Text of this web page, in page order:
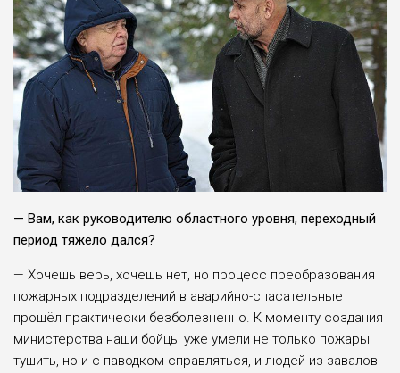
— Вам, как руководителю областного уровня, переходный
период тяжело дался?
— Хочешь верь, хочешь нет, но процесс преобразования
пожарных подразделений в аварийно-спасательные
прошёл практически безболезненно. К моменту создания
министерства наши бойцы уже умели не только пожары
тушить, но и с паводком справляться, и людей из завалов